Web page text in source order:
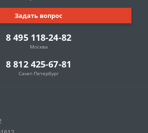
8 495 118-24-82
Москва
8 812 425-67-81
Санкт-Петербург
Задать вопрос